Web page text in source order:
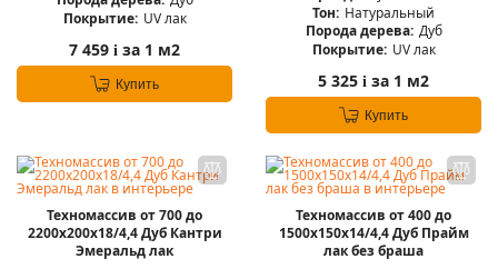
Покрытие: UV лак
7 459 i за 1 м2
Купить
Тон: Натуральный
Порода дерева: Дуб
Покрытие: UV лак
5 325 i за 1 м2
Купить
Техномассив от 700 до
2200х200х18/4,4 Дуб Кантри
Эмеральд лак
Техномассив от 400 до
1500х150х14/4,4 Дуб Прайм
лак без браша